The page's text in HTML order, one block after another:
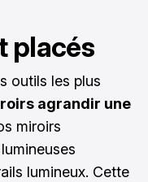
placés
outils les plus
agrandir une
miroirs
lumineux. Cette